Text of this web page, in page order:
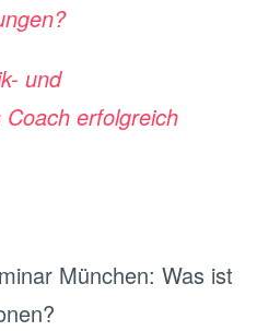
und
erfolgreich
München: Was ist